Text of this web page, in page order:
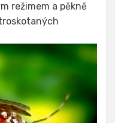
režimem a pěkně